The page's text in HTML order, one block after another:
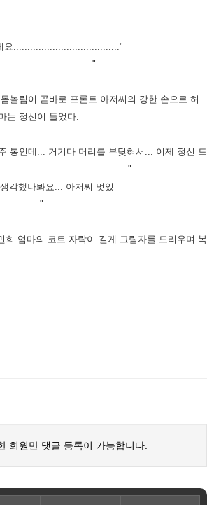
요......................................"
놀림이 곧바로 프론트 아저씨의 강한 손으로 허
는 정신이 들었다.
통인데... 거기다 머리를 부딪혀서... 이제 정신 드
각했나봐요... 아저씨 멋있
희 엄마의 코트 자락이 길게 그림자를 드리우며 복
회원만 댓글 등록이 가능합니다.